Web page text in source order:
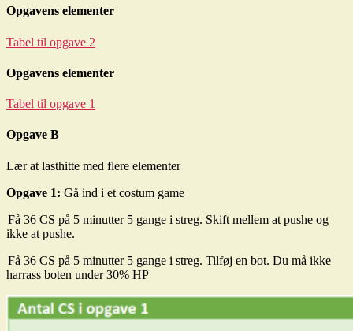
Opgavens elementer
Tabel til opgave 2
Opgavens elementer
Tabel til opgave 1
Opgave B
Lær at lasthitte med flere elementer
Opgave 1: Gå ind i et costum game
Få 36 CS på 5 minutter 5 gange i streg. Skift mellem at pushe og
ikke at pushe.
Få 36 CS på 5 minutter 5 gange i streg. Tilføj en bot. Du må ikke
harrass boten under 30% HP